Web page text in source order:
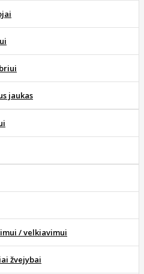
jaukas
/ velkiavimui
žvejybai